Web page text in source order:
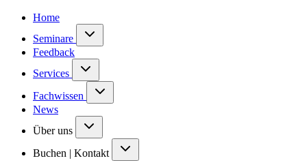
Home
Seminare
Feedback
Services
Fachwissen
News
Über uns
Buchen | Kontakt